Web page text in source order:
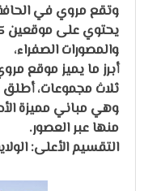
وتقع مروي في
يحتوي على موقعين
و‌المصورات الصفراء،
ثلاث مجموعات، أطلق
وهي مباني مميزة
منها عبر العصور.
التقسيم الأعلى: